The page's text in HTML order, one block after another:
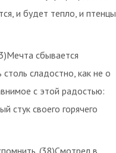
и будет тепло, и птенцы
сбывается
сладостно, как не о
с этой радостью:
стук своего горячего
(38)Смотрел в